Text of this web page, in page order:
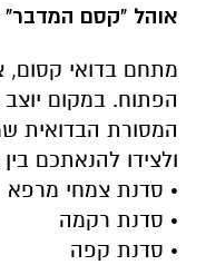
אוהל "קסם המדבר"
מתחם בדואי קסום,
הפתוח. במקום יוצב
המסורת הבדואית
ולצידו להנאתכם
• סדנת צמחי מרפא
• סדנת רקמה
• סדנת קפה